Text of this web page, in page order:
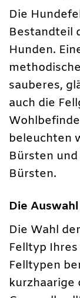
Die
Bestandteil
Hunden.
sauberes,
auch die
beleuchten
Bürsten
Bürsten.
Die
Die Wahl
Felltyp
Felltypen
kurzhaarige